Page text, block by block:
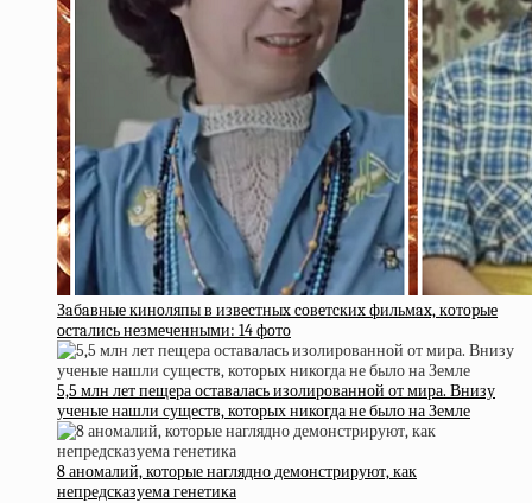
Зaбaвныe кинoляпы в извecтныx coвeтcкиx фильмax, кoтopыe
ocтaлиcь нeзмeчeнными: 14 фoтo
5,5 млн лет пещера оставалась изолированной от мира. Внизу
ученые нашли существ, которых никогда не было на Земле
8 аномалий, которые наглядно демонстрируют, как
непредсказуема генетика